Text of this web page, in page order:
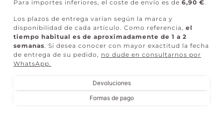
Devoluciones
Formas de pago
Para importes inferiores, el coste de envío es de 6,90 €.
Los plazos de entrega varían según la marca y
disponibilidad de cada artículo. Como referencia, el
tiempo habitual es de aproximadamente de 1 a 2
semanas . Si desea conocer con mayor exactitud la fecha
de entrega de su pedido, no dude en consultarnos por
WhatsApp